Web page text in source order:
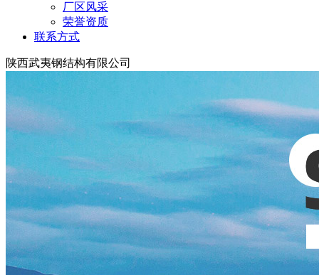
厂区风采
荣誉资质
联系方式
陕西武夷钢结构有限公司